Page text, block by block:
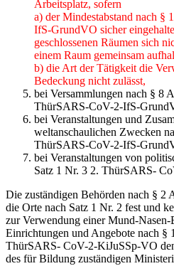
Arbeitsplatz, sofern
a) der Mindestabstand nach
IfS-GrundVO sicher
geschlossenen Räumen sich
einem Raum gemeinsam
b) die Art der Tätigkeit die
Bedeckung nicht zulässt,
bei Versammlungen nach § 8
ThürSARS-CoV-2-IfS-
bei Veranstaltungen und
weltanschaulichen Zwe­cken
ThürSARS-CoV-2-IfS-
bei Veranstaltungen von
Satz 1 Nr. 3 2. ThürSARS-
Die zuständigen Behörden nach §
die Orte nach Satz 1 Nr. 2 fest und
zur Verwendung einer Mund-
Einrichtungen und Angebote nach §
ThürSARS- CoV-2-KiJuSSp-VO
des für Bildung zuständigen